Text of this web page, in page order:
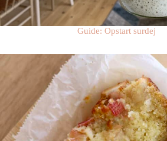
Guide: Opstart surdej